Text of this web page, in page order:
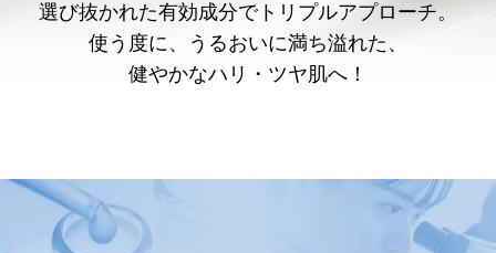
選び抜かれた有効成分でトリプルアプローチ。
使う度に、うるおいに満ち溢れた、
健やかなハリ・ツヤ肌へ！